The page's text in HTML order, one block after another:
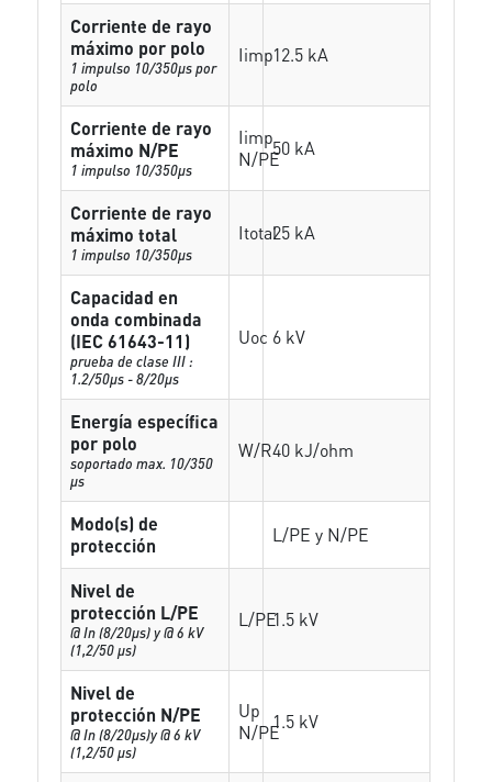
Corriente de rayo
máximo por polo
1 impulso 10/350µs por
polo
Iimp12.5 kA
Corriente de rayo
máximo N/PE
1 impulso 10/350µs
Iimp
N/PE50 kA
Corriente de rayo
máximo total
1 impulso 10/350µs
Itotal25 kA
Capacidad en
onda combinada
(IEC 61643-11)
prueba de clase III :
1.2/50µs - 8/20µs
Uoc 6 kV
Energía específica
por polo
soportado max. 10/350
µs
W/R40 kJ/ohm
Modo(s) de
protección
L/PE y N/PE
Nivel de
protección L/PE
@ In (8/20µs) y @ 6 kV
(1,2/50 µs)
L/PE1.5 kV
Nivel de
protección N/PE
@ In (8/20µs)y @ 6 kV
(1,2/50 µs)
Up
N/PE1.5 kV